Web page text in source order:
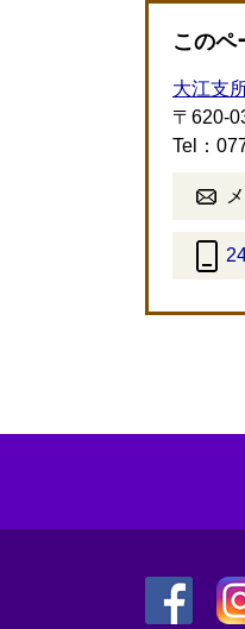
このペ
大江支
〒620-
Tel：
外
ク